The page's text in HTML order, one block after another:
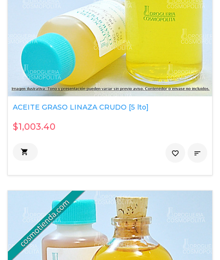
ACEITE GRASO LINAZA CRUDO [5 lto]
$1,003.40
 
favorite_border